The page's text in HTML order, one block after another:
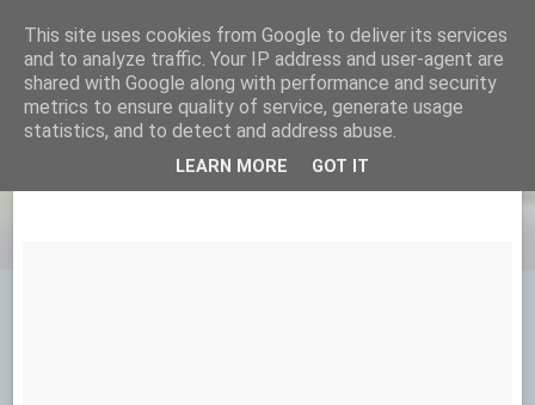
TUR-BO.NO
This site uses cookies from Google to deliver its services
and to analyze traffic. Your IP address and user-agent are
shared with Google along with performance and security
metrics to ensure quality of service, generate usage
statistics, and to detect and address abuse.
LEARN MORE GOT IT